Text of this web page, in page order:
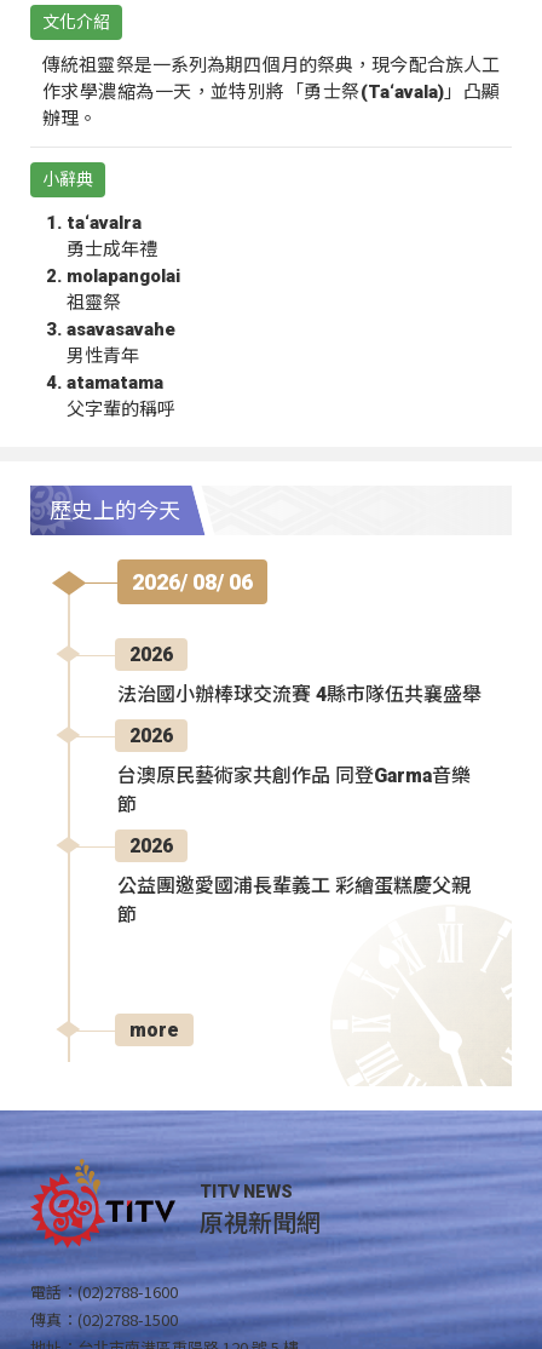
文化介紹
傳統祖靈祭是一系列為期四個月的祭典，現今配合族人工
作求學濃縮為一天，並特別將「勇士祭(Ta‘avala)」凸顯
辦理。
小辭典
ta‘avalra
勇士成年禮
molapangolai
祖靈祭
asavasavahe
男性青年
atamatama
父字輩的稱呼
歷史上的今天
2026/ 08/ 06
2026
法治國小辦棒球交流賽 4縣市隊伍共襄盛舉
2026
台澳原民藝術家共創作品 同登Garma音樂
節
2026
公益團邀愛國浦長輩義工 彩繪蛋糕慶父親
節
more
TITV NEWS
原視新聞網
電話：(02)2788-1600
傳真：(02)2788-1500